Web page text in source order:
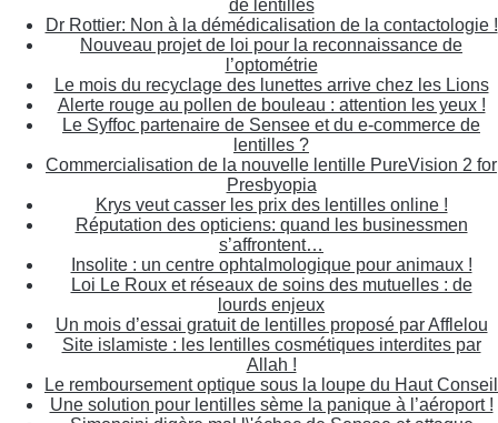
de lentilles
Dr Rottier: Non à la démédicalisation de la contactologie !
Nouveau projet de loi pour la reconnaissance de
l’optométrie
Le mois du recyclage des lunettes arrive chez les Lions
Alerte rouge au pollen de bouleau : attention les yeux !
Le Syffoc partenaire de Sensee et du e-commerce de
lentilles ?
Commercialisation de la nouvelle lentille PureVision 2 for
Presbyopia
Krys veut casser les prix des lentilles online !
Réputation des opticiens: quand les businessmen
s’affrontent…
Insolite : un centre ophtalmologique pour animaux !
Loi Le Roux et réseaux de soins des mutuelles : de
lourds enjeux
Un mois d’essai gratuit de lentilles proposé par Afflelou
Site islamiste : les lentilles cosmétiques interdites par
Allah !
Le remboursement optique sous la loupe du Haut Conseil
Une solution pour lentilles sème la panique à l’aéroport !